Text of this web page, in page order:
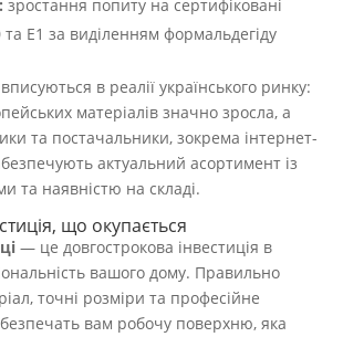
зростання попиту на сертифіковані
та E1 за виділенням формальдегіду
в реалії українського ринку:
матеріалів значно зросла, а
та постачальники, зокрема інтернет-
актуальний асортимент із
та наявністю на складі.
що окупається
— це довгострокова інвестиція в
вашого дому. Правильно
точні розміри та професійне
вам робочу поверхню, яка